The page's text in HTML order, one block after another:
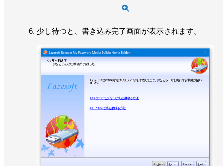
少し待つと、書き込み完了画面が表示されます。